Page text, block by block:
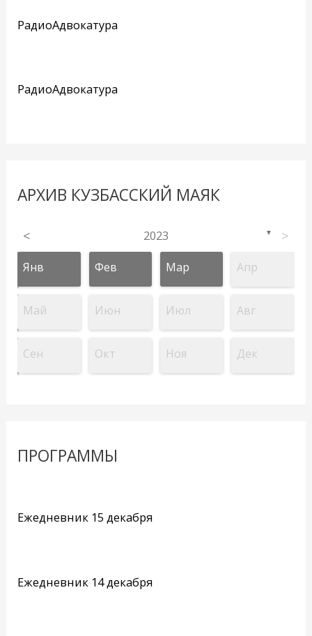
РадиоАдвокатура
РадиоАдвокатура
АРХИВ КУЗБАССКИЙ МАЯК
< 2023 ▼ >
Янв Фев Мар Апр
Май Июн Июл Авг
Сен Окт Ноя Дек
ПРОГРАММЫ
Ежедневник 15 декабря
Ежедневник 14 декабря